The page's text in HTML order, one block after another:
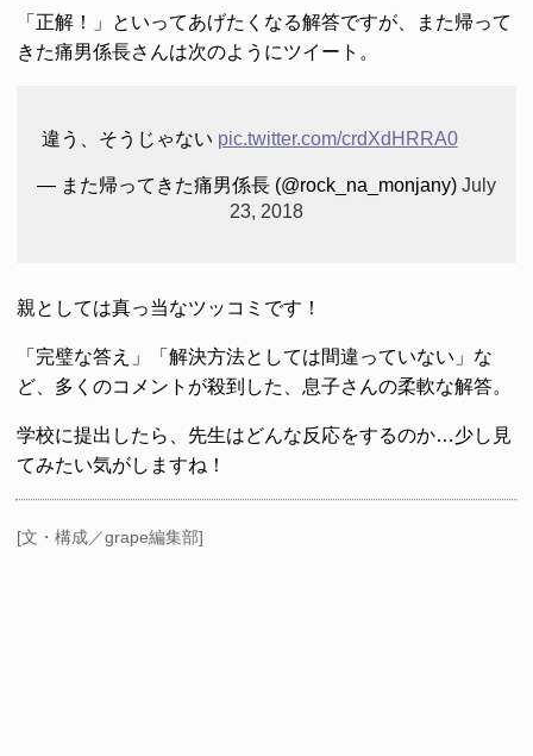
「正解！」といってあげたくなる解答ですが、また帰って
きた痛男係長さんは次のようにツイート。
違う、そうじゃない pic.twitter.com/crdXdHRRA0
— また帰ってきた痛男係長 (@rock_na_monjany) July
23, 2018
親としては真っ当なツッコミです！
「完璧な答え」「解決方法としては間違っていない」な
ど、多くのコメントが殺到した、息子さんの柔軟な解答。
学校に提出したら、先生はどんな反応をするのか…少し見
てみたい気がしますね！
[文・構成／grape編集部]